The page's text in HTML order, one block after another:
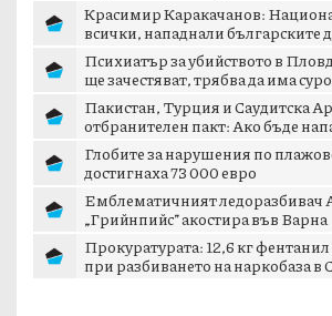
Красимир Каракачанов:
всички, нападнали българските
Психиатър за убийството в
ще зачестяват, трябва да има
Пакистан, Турция и Саудитска
отбранителен пакт: Ако бъде
отвръща...
Глобите за нарушения по
достигнаха 73 000 евро
Емблематичният ледоразбивач
„Грийнпийс” акостира във Варна
Прокуратурата: 12,6 кг
при разбиването на наркобаза в